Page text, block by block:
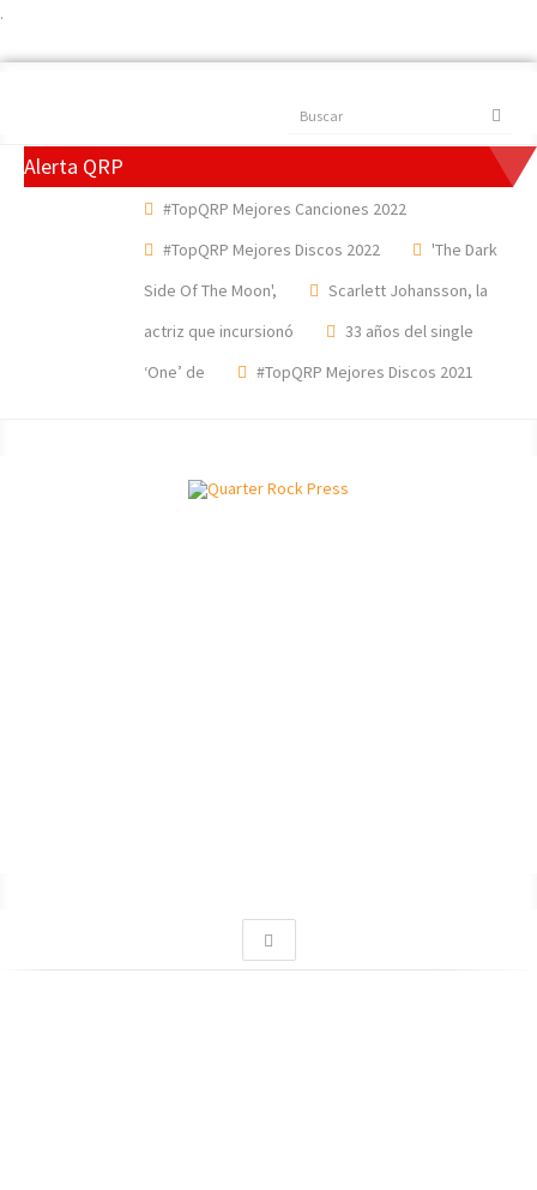
.
Buscar
Alerta QRP
#TopQRP Mejores Canciones 2022
#TopQRP Mejores Discos 2022
'The Dark
Side Of The Moon',
Scarlett Johansson, la
actriz que incursionó
33 años del single
‘One’ de
#TopQRP Mejores Discos 2021